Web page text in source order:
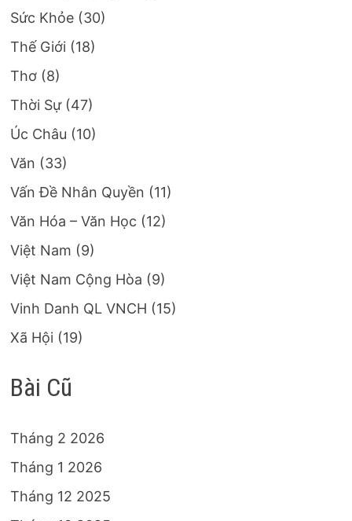
Sức Khỏe (30)
Thế Giới (18)
Thơ (8)
Thời Sự(47)
Úc Châu (10)
Văn (33)
Vấn Đề Nhân Quyền (11)
Văn Hóa – Văn Học (12)
Việt Nam (9)
Việt Nam Cộng Hòa (9)
Vinh Danh QL VNCH (15)
Xã Hội (19)
Bài Cũ
Tháng 2 2026
Tháng 1 2026
Tháng 12 2025